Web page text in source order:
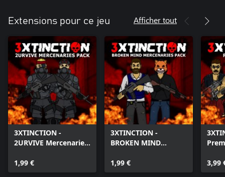
Extensions pour ce jeu Afficher tout
3XTINCTION -
2URVIVE Mercenaries
1,99 €
3XTINCTION -
BROKEN MIND
1,99 €
3,99